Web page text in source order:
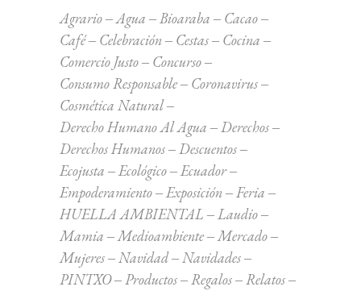
Agrario Agua Bioaraba
Cacao
Café
Celebración Cestas
Cocina
Comercio Justo
Concurso
Consumo Responsable
Coronavirus
Cosmética Natural
Derecho Humano Al Agua
Derechos
Derechos Humanos
Descuentos
Ecojusta
Ecológico
Ecuador
Empoderamiento
Exposición
Feria
HUELLA AMBIENTAL
Laudio
Mamia
Medioambiente
Mercado
Mujeres
Navidad
Navidades
PINTXO
Productos Regalos
Relatos